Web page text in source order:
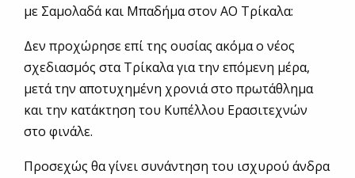
με Σαμολαδά και Μπαδήμα στον ΑΟ Τρίκαλα:
Δεν προχώρησε επί της ουσίας ακόμα ο νέος
σχεδιασμός στα Τρίκαλα για την επόμενη μέρα,
μετά την αποτυχημένη χρονιά στο πρωτάθλημα
και την κατάκτηση του Κυπέλλου Ερασιτεχνών
στο φινάλε.
Προσεχώς θα γίνει συνάντηση του ισχυρού άνδρα